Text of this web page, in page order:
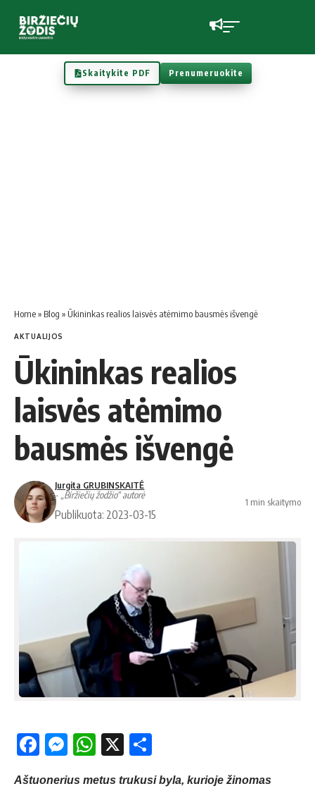
Skaitykite PDF Prenumeruokite
Home» Blog » Ūkininkas realios laisvės atėmimo bausmės išvengė
AKTUALIJOS
Ūkininkas realios
laisvės atėmimo
bausmės išvengė
Jurgita GRUBINSKAITĖ
- „Biržiečių žodžio“ autorė
Publikuota: 2023-03-15
1 min skaitymo
Facebook
Messenger
WhatsApp
X
Aštuonerius metus trukusi byla, kurioje žinomas